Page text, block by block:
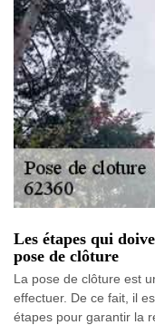
Les étapes qui
pose de clôture
La pose de clôture est
effectuer. De ce fait, il
étapes pour garantir la